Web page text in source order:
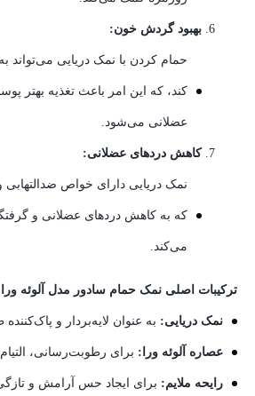
بهبود گردش خون:
حمام کردن با نمک دریایی
کند، که این امر باعث تغذیه بهتر
عضلانی می‌شود.
کاهش دردهای عضلانی:
نمک دریایی دارای خواص
که به کاهش دردهای عضلانی و
می‌کند.
ترکیبات اصلی نمک حمام سادور مدل آلوئه
نمک دریایی: به عنوان لایه‌بردار و
عصاره آلوئه ورا: برای رطوبت‌رسانی،
رایحه ملایم: برای ایجاد حس آرامش و